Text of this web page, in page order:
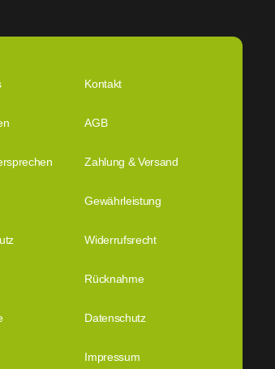
Kontakt
AGB
Zahlung & Versand
Gewährleistung
Widerrufsrecht
Rücknahme
Datenschutz
Impressum